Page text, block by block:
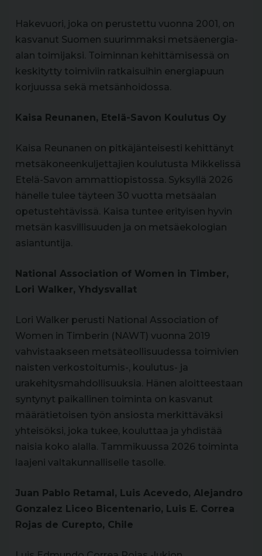
Hakevuori, joka on perustettu vuonna 2001, on
kasvanut Suomen suurimmaksi metsäenergia-
alan toimijaksi. Toiminnan kehittämisessä on
keskitytty toimiviin ratkaisuihin energiapuun
korjuussa sekä metsänhoidossa.
Kaisa Reunanen, Etelä-Savon Koulutus Oy
Kaisa Reunanen on pitkäjänteisesti kehittänyt
metsäkoneenkuljettajien koulutusta Mikkelissä
Etelä-Savon ammattiopistossa. Syksyllä 2026
hänelle tulee täyteen 30 vuotta metsäalan
opetustehtävissä. Kaisa tuntee erityisen hyvin
metsän kasvillisuuden ja on metsäekologian
asiantuntija.
National Association of Women in Timber,
Lori Walker, Yhdysvallat
Lori Walker perusti National Association of
Women in Timberin (NAWT) vuonna 2019
vahvistaakseen metsäteollisuudessa toimivien
naisten verkostoitumis-, koulutus- ja
urakehitysmahdollisuuksia. Hänen aloitteestaan
syntynyt paikallinen toiminta on kasvanut
määrätietoisen työn ansiosta merkittäväksi
yhteisöksi, joka tukee, kouluttaa ja yhdistää
naisia koko alalla. Tammikuussa 2026 toiminta
laajeni valtakunnalliselle tasolle.
Juan Pablo Retamal, Luis Acevedo, Alejandro
Gonzalez Liceo Bicentenario, Luis E. Correa
Rojas de Curepto, Chile